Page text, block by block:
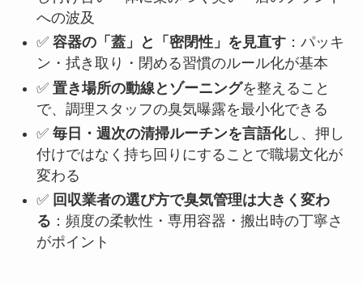
への波及
✅ 容器の「蓋」と「密閉性」を見直す：パッキ
ン・拭き取り・閉める習慣のルール化が基本
✅ 置き場所の動線とゾーニングを整えること
で、調理スタッフの臭気曝露を最小化できる
✅ 毎日・週次の清掃ルーチンを言語化し、押し
付けではなく持ち回りにすることで職場文化が
変わる
✅ 回収業者の選び方で臭気管理は大きく変わ
る ：頻度の柔軟性・専用容器・搬出時の丁寧さ
がポイント